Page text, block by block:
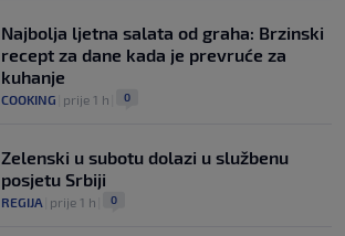
Najbolja ljetna salata od graha: Brzinski
recept za dane kada je prevruće za
kuhanje
COOKING prije 1 h 0
Zelenski u subotu dolazi u službenu
posjetu Srbiji
REGIJA prije 1 h 0